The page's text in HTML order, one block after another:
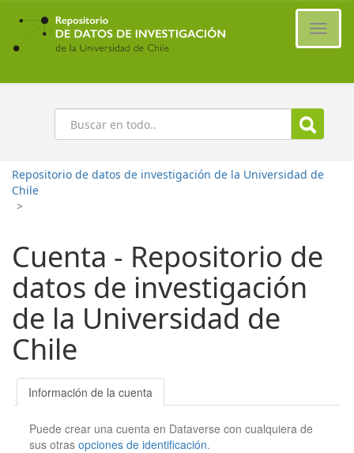
Ir
contenido
principal
Buscar
Repositorio de datos de investigación de la Universidad de
Chile
>
Cuenta - Repositorio de
datos de investigación
de la Universidad de
Chile
Información de la cuenta
Puede crear una cuenta en Dataverse con cualquiera de
sus otrasopciones de identificación.